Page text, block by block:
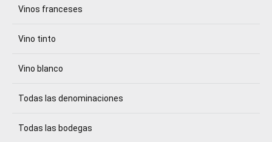
Vinos franceses
Vino tinto
Vino blanco
Todas las denominaciones
Todas las bodegas